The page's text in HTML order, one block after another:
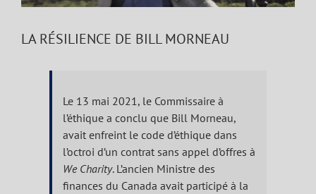
LA RÉSILIENCE DE BILL MORNEAU
Le 13 mai 2021, le Commissaire à
l’éthique a conclu que Bill Morneau,
avait enfreint le code d’éthique dans
l’octroi d’un contrat sans appel d’offres à
We Charity. L’ancien Ministre des
finances du Canada avait participé à la